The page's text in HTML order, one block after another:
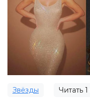
Звёзды Читать 1